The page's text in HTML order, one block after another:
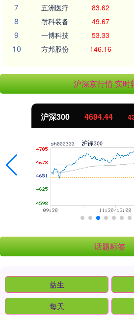
7 五洲医疗 83.62
8 耐科装备 49.67
9 一博科技 53.33
10 方邦股份 146.16
沪深京行情 实时
沪深300 4694.44
话题标签
益生
每天